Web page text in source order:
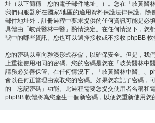
址（以下簡稱「您的電子郵件地址」）。您在「岐黃醫
我們伺服器所在國家/地區的適用資料保護法律保護。除
郵件地址外，註冊過程中要求提供的任何資訊可能是必
具體由「岐黃醫林中醫」酌情決定。在任何情況下，您
號中的哪些資訊。您也可以選擇接收或不接收 phpBB 軟
您的密碼以單向雜湊形式存儲，以確保安全。但是，我
上重複使用相同的密碼。您的密碼是您在「岐黃醫林中
請務必妥善保管。在任何情況下，「岐黃醫林中醫」、
會以任何正當理由索取您的密碼。如果您忘記了密碼，
的「忘記密碼」功能。此過程需要您提交使用者名稱和
phpBB 軟體將為您產生一個新密碼，以便您重新使用您